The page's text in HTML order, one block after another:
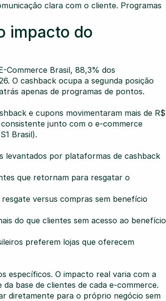
clara com o cliente. Programas
impacto do
Commerce Brasil, 88,3% dos
O cashback ocupa a segunda posição
apenas de programas de pontos.
e cupons movimentaram mais de R$
junto com o e-commerce
Brasil).
levantados por plataformas de cashback
que retornam para resgatar o
versus compras sem benefício
do que clientes sem acesso ao benefício
preferem lojas que oferecem
específicos. O impacto real varia com a
base de clientes de cada e-commerce.
diretamente para o próprio negócio sem